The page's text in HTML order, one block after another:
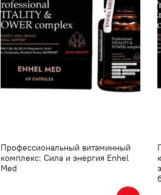
Профессиональный витаминный
комплекс: Сила и энергия Enhel
Med